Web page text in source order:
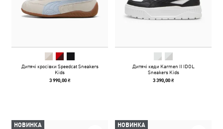
Дитячі кросівки Speedcat Sneakers
Kids
3 990,00 ₴
Дитячі кеди Karmen II IDOL
Sneakers Kids
3 390,00 ₴
НОВИНКА НОВИНКА